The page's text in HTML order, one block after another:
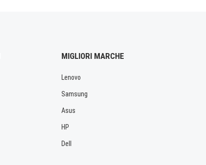
MIGLIORI MARCHE
Lenovo
Samsung
Asus
HP
Dell